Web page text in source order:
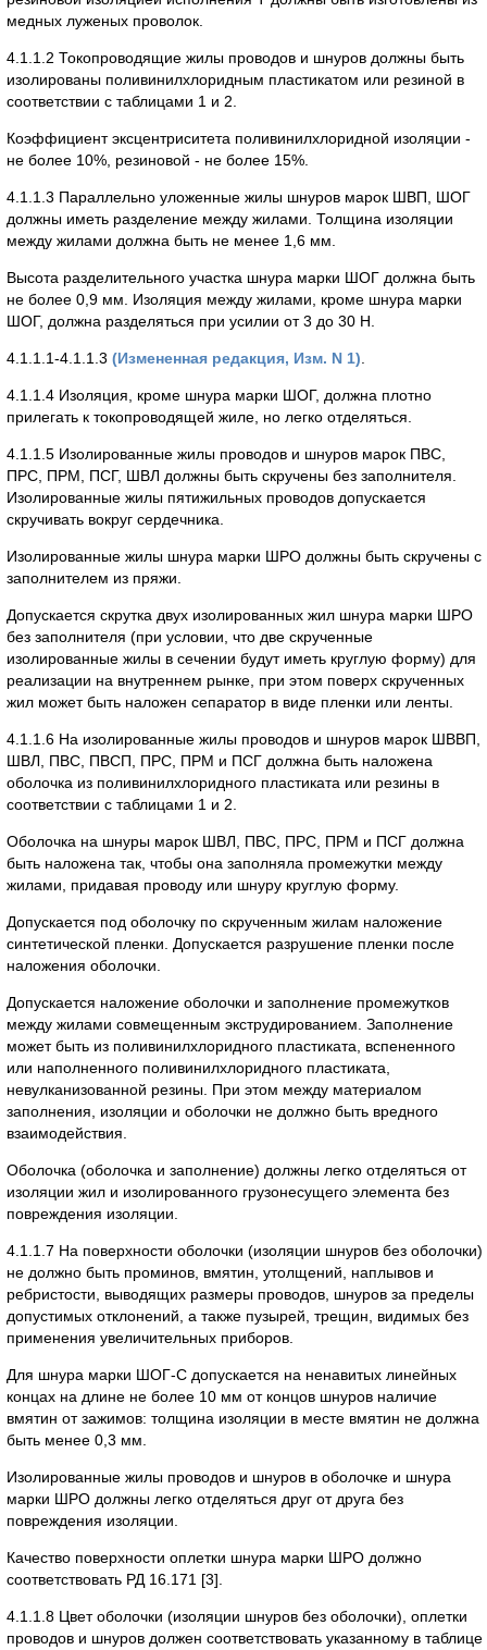
медных луженых проволок.
4.1.1.2 Токопроводящие жилы проводов и шнуров должны быть
изолированы поливинилхлоридным пластикатом или резиной в
соответствии с таблицами 1 и 2.
Коэффициент эксцентриситета поливинилхлоридной изоляции -
не более 10%, резиновой - не более 15%.
4.1.1.3 Параллельно уложенные жилы шнуров марок ШВП, ШОГ
должны иметь разделение между жилами. Толщина изоляции
между жилами должна быть не менее 1,6 мм.
Высота разделительного участка шнура марки ШОГ должна быть
не более 0,9 мм. Изоляция между жилами, кроме шнура марки
ШОГ, должна разделяться при усилии от 3 до 30 Н.
4.1.1.1-4.1.1.3 (Измененная редакция, Изм. N 1)
4.1.1.4 Изоляция, кроме шнура марки ШОГ, должна плотно
прилегать к токопроводящей жиле, но легко отделяться.
4.1.1.5 Изолированные жилы проводов и шнуров марок ПВС,
ПРС, ПРМ, ПСГ, ШВЛ должны быть скручены без заполнителя.
Изолированные жилы пятижильных проводов допускается
скручивать вокруг сердечника.
Изолированные жилы шнура марки ШРО должны быть скручены с
заполнителем из пряжи.
Допускается скрутка двух изолированных жил шнура марки ШРО
без заполнителя (при условии, что две скрученные
изолированные жилы в сечении будут иметь круглую форму) для
реализации на внутреннем рынке, при этом поверх скрученных
жил может быть наложен сепаратор в виде пленки или ленты.
4.1.1.6 На изолированные жилы проводов и шнуров марок ШВВП,
ШВЛ, ПВС, ПВСП, ПРС, ПРМ и ПСГ должна быть наложена
оболочка из поливинилхлоридного пластиката или резины в
соответствии с таблицами 1 и 2.
Оболочка на шнуры марок ШВЛ, ПВС, ПРС, ПРМ и ПСГ должна
быть наложена так, чтобы она заполняла промежутки между
жилами, придавая проводу или шнуру круглую форму.
Допускается под оболочку по скрученным жилам наложение
синтетической пленки. Допускается разрушение пленки после
наложения оболочки.
Допускается наложение оболочки и заполнение промежутков
между жилами совмещенным экструдированием. Заполнение
может быть из поливинилхлоридного пластиката, вспененного
или наполненного поливинилхлоридного пластиката,
невулканизованной резины. При этом между материалом
заполнения, изоляции и оболочки не должно быть вредного
взаимодействия.
Оболочка (оболочка и заполнение) должны легко отделяться от
изоляции жил и изолированного грузонесущего элемента без
повреждения изоляции.
4.1.1.7 На поверхности оболочки (изоляции шнуров без оболочки)
не должно быть проминов, вмятин, утолщений, наплывов и
ребристости, выводящих размеры проводов, шнуров за пределы
допустимых отклонений, а также пузырей, трещин, видимых без
применения увеличительных приборов.
Для шнура марки ШОГ-С допускается на ненавитых линейных
концах на длине не более 10 мм от концов шнуров наличие
вмятин от зажимов: толщина изоляции в месте вмятин не должна
быть менее 0,3 мм.
Изолированные жилы проводов и шнуров в оболочке и шнура
марки ШРО должны легко отделяться друг от друга без
повреждения изоляции.
Качество поверхности оплетки шнура марки ШРО должно
соответствовать РД 16.171 [3].
4.1.1.8 Цвет оболочки (изоляции шнуров без оболочки), оплетки
проводов и шнуров должен соответствовать указанному в таблице